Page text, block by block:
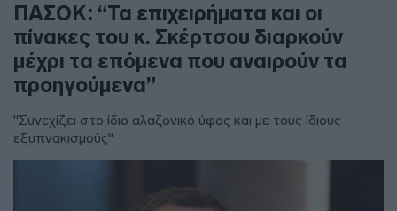
ΠΑΣΟΚ: “Τα επιχειρήματα και οι
πίνακες του κ. Σκέρτσου διαρκούν
μέχρι τα επόμενα που αναιρούν τα
προηγούμενα”
"Συνεχίζει στο ίδιο αλαζονικό ύφος και με τους ίδιους
εξυπνακισμούς"